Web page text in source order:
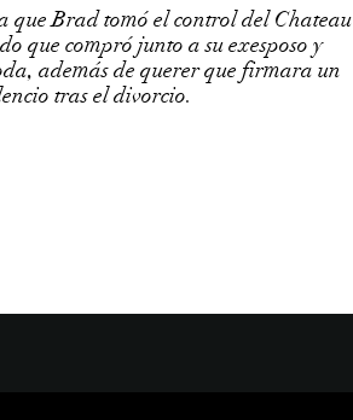
que Brad tomó el control del Chateau
que compró junto a su exesposo y
además de querer que firmara un
tras el divorcio.